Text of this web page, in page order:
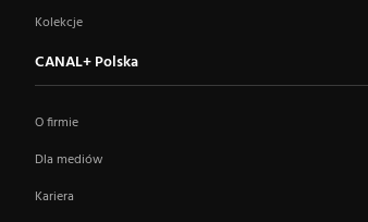
Kolekcje
CANAL+ Polska
O firmie
Dla mediów
Kariera